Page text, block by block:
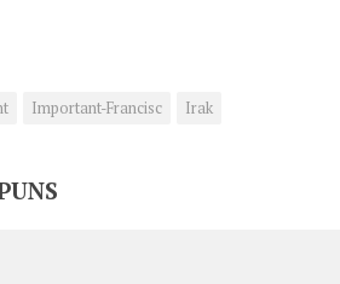
Important-Francisc Irak